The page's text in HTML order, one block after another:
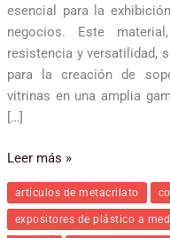
esencial para la
negocios. Este
resistencia y versatilidad,
para la creación de
vitrinas en una amplia
[…]
Leer más »
artículos de metacrilato
expositores de plástico a